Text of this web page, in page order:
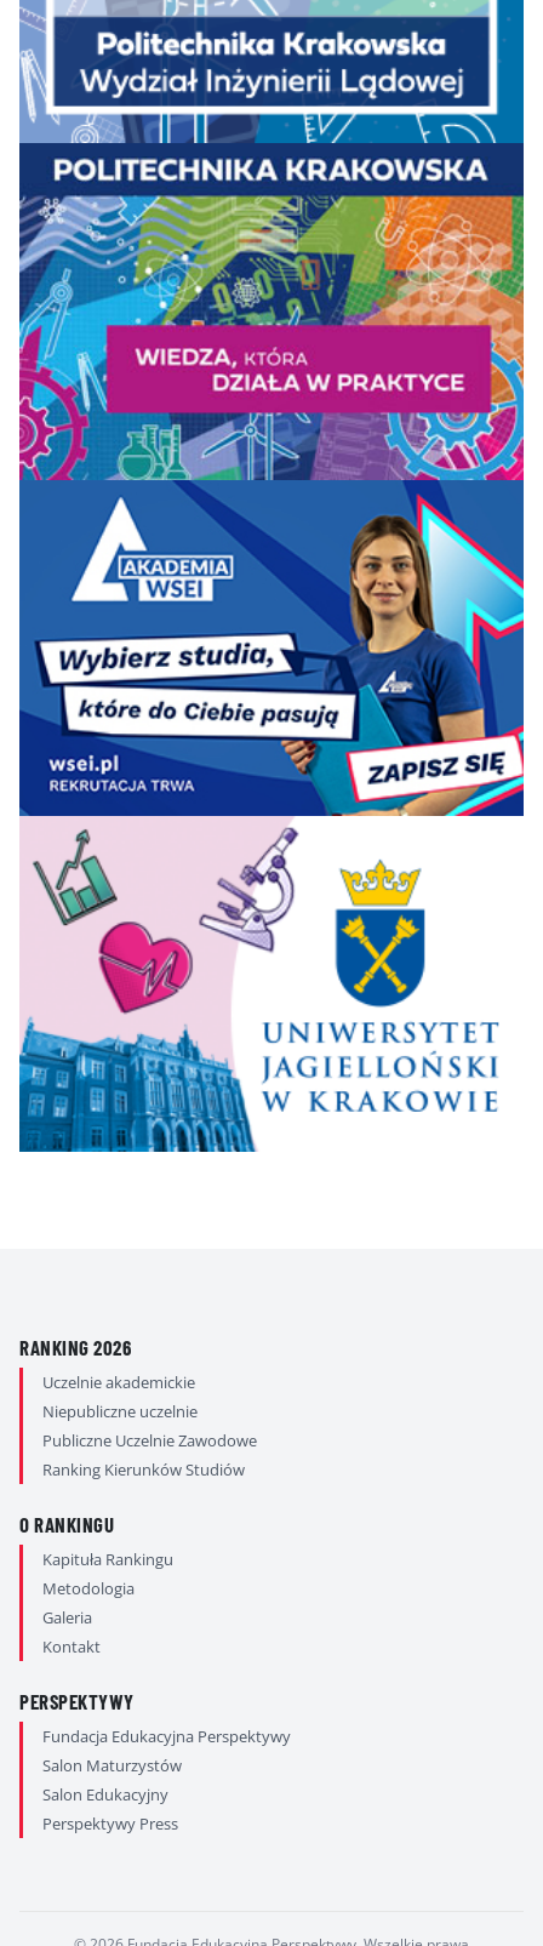
RANKING 2026
Uczelnie akademickie
Niepubliczne uczelnie
Publiczne Uczelnie Zawodowe
Ranking Kierunków Studiów
O RANKINGU
Kapituła Rankingu
Metodologia
Galeria
Kontakt
PERSPEKTYWY
Fundacja Edukacyjna Perspektywy
Salon Maturzystów
Salon Edukacyjny
Perspektywy Press